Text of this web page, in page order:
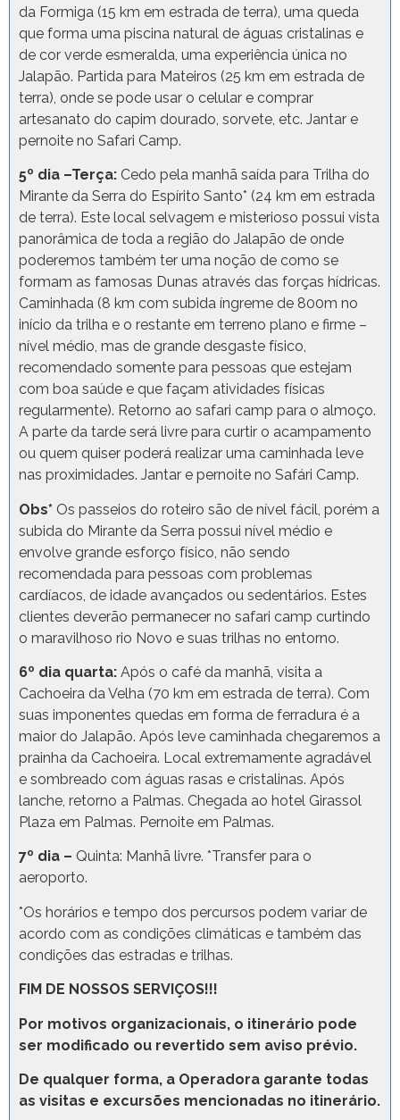
da Formiga (15 km em estrada de terra), uma queda
que forma uma piscina natural de águas cristalinas e
de cor verde esmeralda, uma experiência única no
Jalapão. Partida para Mateiros (25 km em estrada de
terra), onde se pode usar o celular e comprar
artesanato do capim dourado, sorvete, etc. Jantar e
pernoite no Safari Camp.
5º dia –Terça: Cedo pela manhã saída para Trilha do
Mirante da Serra do Espírito Santo* (24 km em estrada
de terra). Este local selvagem e misterioso possui vista
panorâmica de toda a região do Jalapão de onde
poderemos também ter uma noção de como se
formam as famosas Dunas através das forças hídricas.
Caminhada (8 km com subida íngreme de 800m no
início da trilha e o restante em terreno plano e firme –
nível médio, mas de grande desgaste físico,
recomendado somente para pessoas que estejam
com boa saúde e que façam atividades físicas
regularmente). Retorno ao safari camp para o almoço.
A parte da tarde será livre para curtir o acampamento
ou quem quiser poderá realizar uma caminhada leve
nas proximidades. Jantar e pernoite no Safári Camp.
Obs* Os passeios do roteiro são de nível fácil, porém a
subida do Mirante da Serra possui nível médio e
envolve grande esforço físico, não sendo
recomendada para pessoas com problemas
cardíacos, de idade avançados ou sedentários. Estes
clientes deverão permanecer no safari camp curtindo
o maravilhoso rio Novo e suas trilhas no entorno.
6º dia quarta: Após o café da manhã, visita a
Cachoeira da Velha (70 km em estrada de terra). Com
suas imponentes quedas em forma de ferradura é a
maior do Jalapão. Após leve caminhada chegaremos a
prainha da Cachoeira. Local extremamente agradável
e sombreado com águas rasas e cristalinas. Após
lanche, retorno a Palmas. Chegada ao hotel Girassol
Plaza em Palmas. Pernoite em Palmas.
7º dia – Quinta: Manhã livre. *Transfer para o
aeroporto.
*Os horários e tempo dos percursos podem variar de
acordo com as condições climáticas e também das
condições das estradas e trilhas.
FIM DE NOSSOS SERVIÇOS!!!
Por motivos organizacionais, o itinerário pode
ser modificado ou revertido sem aviso prévio.
De qualquer forma, a Operadora garante todas
as visitas e excursões mencionadas no itinerário.